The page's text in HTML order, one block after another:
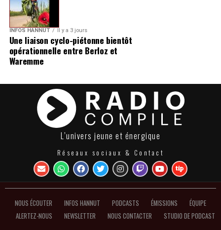
INFOS HANNUT Il y a 3 jours
Une liaison cyclo-piétonne bientôt
opérationnelle entre Berloz et
Waremme
L’univers jeune et énergique
Réseaux sociaux & Contact
NOUS ÉCOUTER INFOS HANNUT PODCASTS ÉMISSIONS
ÉQUIPE
ALERTEZ-NOUS
NEWSLETTER NOUS CONTACTER STUDIO DE PODCAST